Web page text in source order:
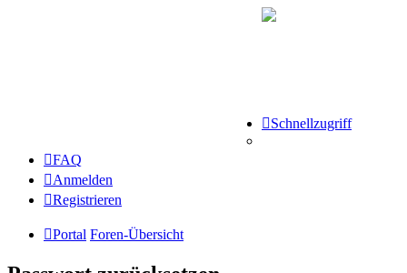
Schnellzugriff
FAQ
Anmelden
Registrieren
Portal Foren-Übersicht